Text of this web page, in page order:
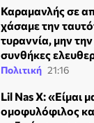
Καραμανλής σε
χάσαμε την
τυραννία, μην
συνθήκες
Πολιτική 21:16
Lil Nas X: «Είμαι
ομοφυλόφιλος